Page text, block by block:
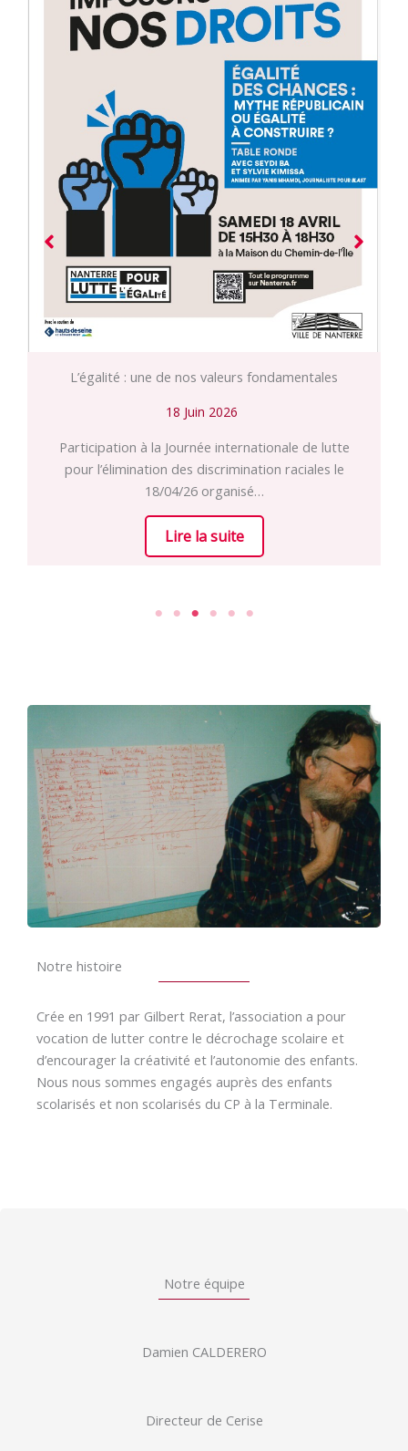
L’égalité : une de nos valeurs fondamentales
18 Juin 2026
Participation à la Journée internationale de lutte
pour l’élimination des discrimination raciales le
18/04/26 organisé…
Lire la suite
Notre histoire
Crée en 1991 par Gilbert Rerat, l’association a pour
vocation de lutter contre le décrochage scolaire et
d’encourager la créativité et l’autonomie des enfants.
Nous nous sommes engagés auprès des enfants
scolarisés et non scolarisés du CP à la Terminale.
Notre équipe
Damien CALDERERO
Directeur de Cerise